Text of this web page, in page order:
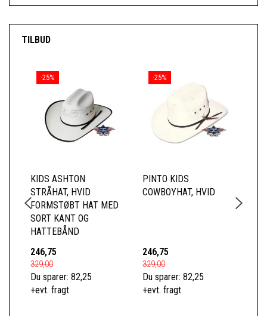
TILBUD
-25%
KIDS ASHTON
STRÅHAT, HVID
FORMSTØBT HAT MED
SORT KANT OG
HATTEBÅND
246,75
329,00
Du sparer: 82,25
+evt. fragt
-25%
PINTO KIDS
COWBOYHAT, HVID
246,75
329,00
Du sparer: 82,25
+evt. fragt